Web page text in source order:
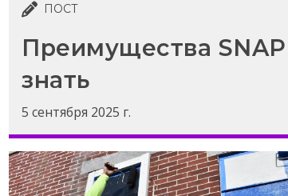
ПОСТ
Преимущества
знать
5 сентября 2025 г.